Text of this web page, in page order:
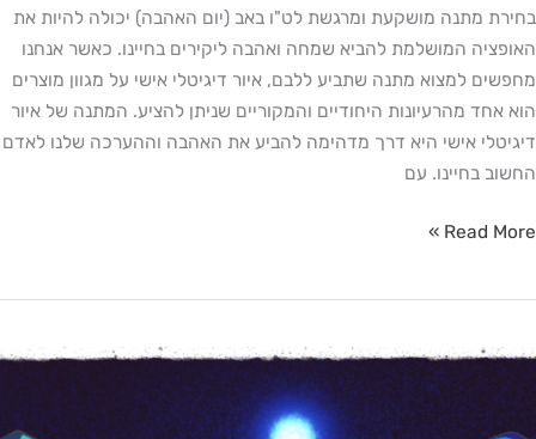
בחירת מתנה מושקעת ומרגשת לט"ו באב (יום האהבה) יכולה להיות את
האופציה המושלמת להביא שמחה ואהבה ליקירים בחיינו. כאשר אנחנו
מחפשים למצוא מתנה שתביע ללבם, איור דיגיטלי אישי על מגוון מוצרים
הוא אחד מהרעיונות היחודיים והמקוריים שניתן להציע. המתנה של איור
דיגיטלי אישי היא דרך מדהימה להביע את האהבה וההערכה שלנו לאדם
החשוב בחיינו. עם
Read More »
שיתוף
פעולה
עם